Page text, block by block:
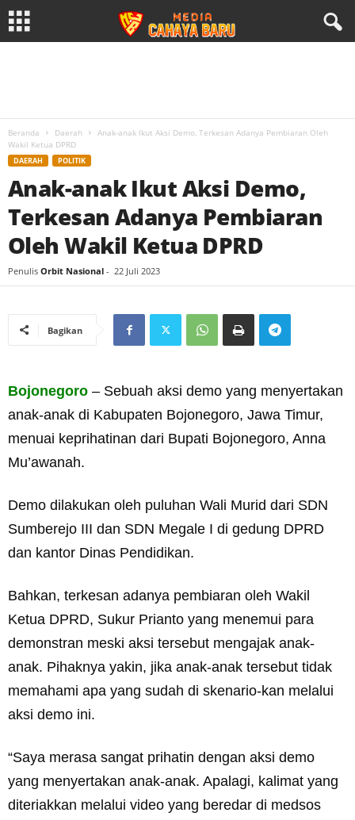
Beranda Daerah
Anak-anak Ikut Aksi Demo, Terkesan Adanya Pembiaran Oleh
Wakil Ketua DPRD
DAERAH POLITIK
Anak-anak Ikut Aksi Demo,
Terkesan Adanya Pembiaran
Oleh Wakil Ketua DPRD
Penulis Orbit Nasional - 22 Juli 2023
Bagikan
Bojonegoro – Sebuah aksi demo yang menyertakan
anak-anak di Kabupaten Bojonegoro, Jawa Timur,
menuai keprihatinan dari Bupati Bojonegoro, Anna
Mu’awanah.
Demo dilakukan oleh puluhan Wali Murid dari SDN
Sumberejo III dan SDN Megale I di gedung DPRD
dan kantor Dinas Pendidikan.
Bahkan, terkesan adanya pembiaran oleh Wakil
Ketua DPRD, Sukur Prianto yang menemui para
demonstran meski aksi tersebut mengajak anak-
anak. Pihaknya yakin, jika anak-anak tersebut tidak
memahami apa yang sudah di skenario-kan melalui
aksi demo ini.
“Saya merasa sangat prihatin dengan aksi demo
yang menyertakan anak-anak. Apalagi, kalimat yang
diteriakkan melalui video yang beredar di medsos